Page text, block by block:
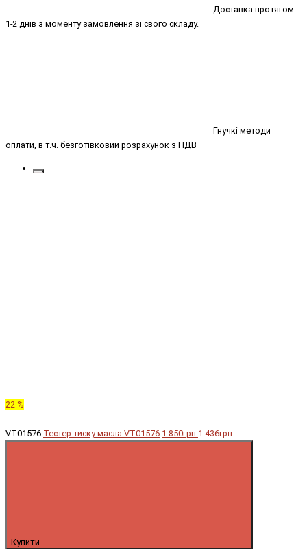
Доставка протягом
1-2 днів з моменту замовлення зі свого складу.
Гнучкі методи
оплати, в т.ч. безготівковий розрахунок з ПДВ
22 %
VT01576 Тестер тиску масла VT01576 1 850грн.1 436грн.
Купити